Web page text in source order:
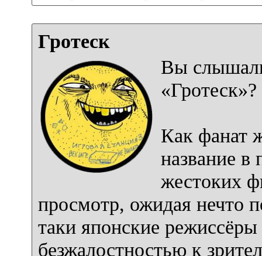
Гротеск
Вы
«Гротеск»?
Как фанат
название в
жестоких
просмотр, ожидая нечто
таки японские
безжалостностью к